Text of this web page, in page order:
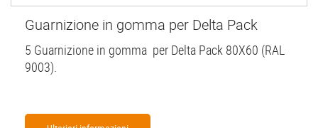
Guarnizione in gomma per Delta Pack
5 Guarnizione in gomma per Delta Pack 80X60 (RAL
9003).